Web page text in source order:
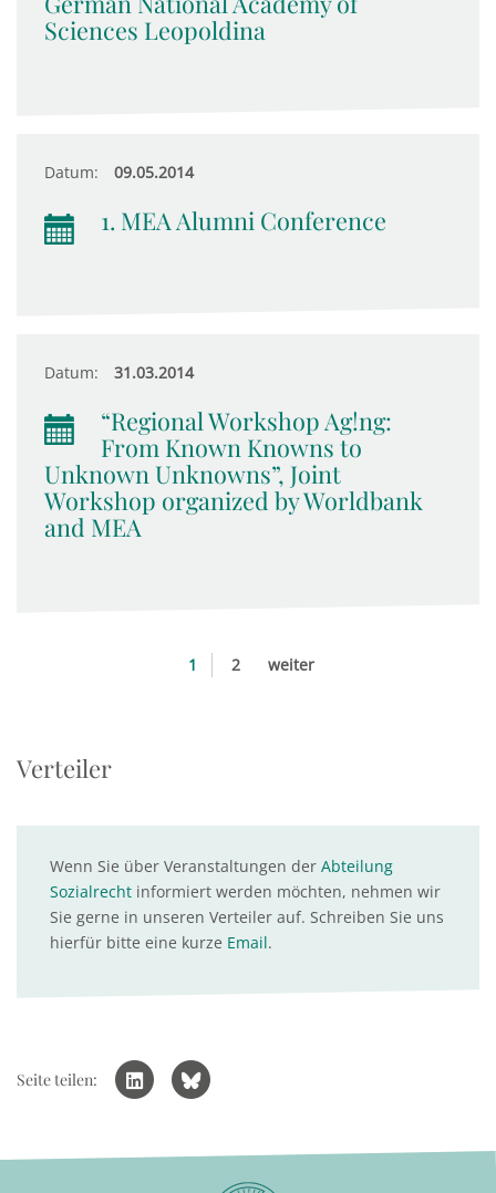
Sciences Leopoldina
Datum: 09.05.2014
1. MEA Alumni Conference
Datum: 31.03.2014
“Regional Workshop Ag!ng:
From Known Knowns to
Unknown Unknowns”, Joint
Workshop organized by Worldbank
and MEA
1 2 weiter
Verteiler
Wenn Sie über Veranstaltungen der Abteilung
Sozialrecht informiert werden möchten, nehmen wir
Sie gerne in unseren Verteiler auf. Schreiben Sie uns
hierfür bitte eine kurze Email.
Seite teilen: